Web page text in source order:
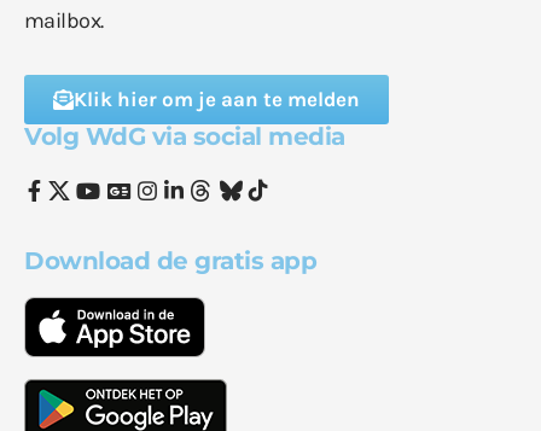
mailbox.
Klik hier om je aan te melden
Volg WdG via social media
Download de gratis app